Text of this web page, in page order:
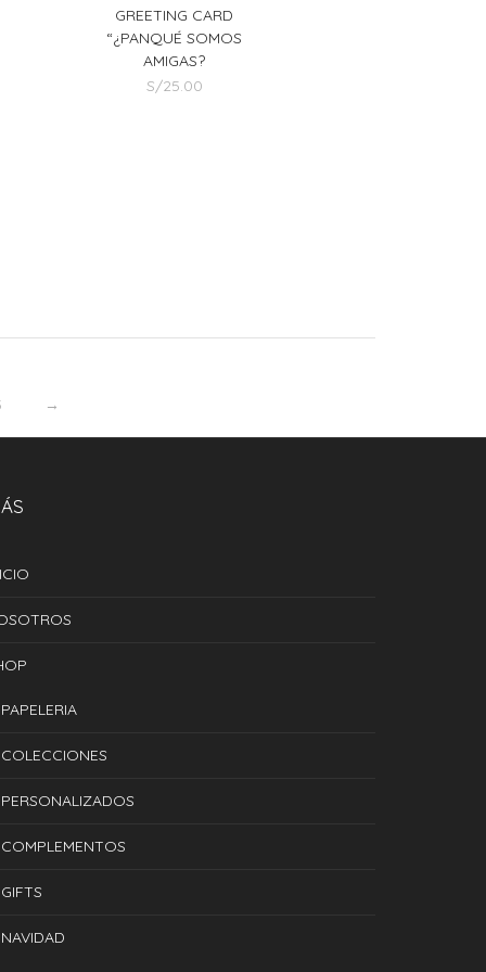
GREETING CARD
“¿PANQUÉ SOMOS
AMIGAS?
S/25.00
→
PAPELERIA
COLECCIONES
PERSONALIZADOS
COMPLEMENTOS
GIFTS
NAVIDAD